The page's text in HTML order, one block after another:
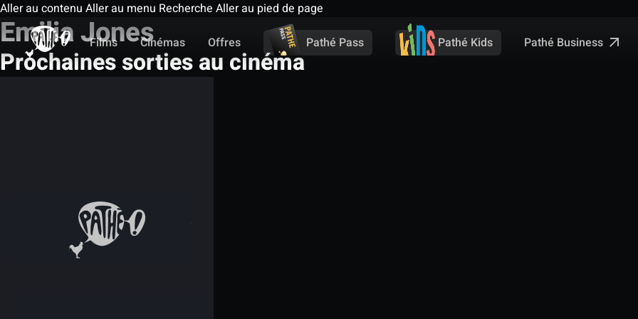
Aller au contenu Aller au menu Recherche Aller au pied de page
Films
Cinémas Offres Pathé Pass Pathé Kids Pathé Business
Emilia Jones
Prochaines sorties au cinéma